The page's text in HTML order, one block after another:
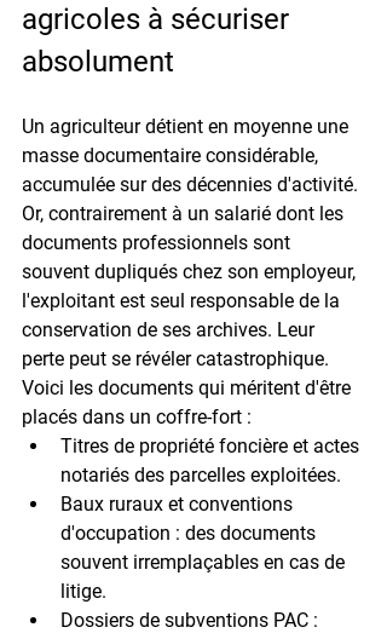
agricoles à sécuriser
absolument
Un agriculteur détient en moyenne une
masse documentaire considérable,
accumulée sur des décennies d'activité.
Or, contrairement à un salarié dont les
documents professionnels sont
souvent dupliqués chez son employeur,
l'exploitant est seul responsable de la
conservation de ses archives. Leur
perte peut se révéler catastrophique.
Voici les documents qui méritent d'être
placés dans un coffre-fort :
Titres de propriété foncière et actes
notariés des parcelles exploitées.
Baux ruraux et conventions
d'occupation : des documents
souvent irremplaçables en cas de
litige.
Dossiers de subventions PAC :